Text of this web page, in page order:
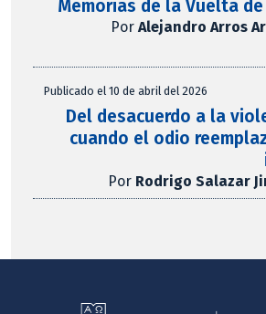
Memorias de la Vuelta de
PorAlejandro Arros
Publicado el 10 de abril del 2026
Del desacuerdo a la
cuando el odio
Por Rodrigo Salazar